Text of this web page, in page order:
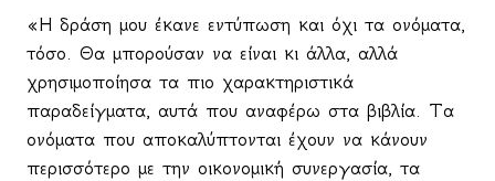
«Η δράση μου έκανε εντύπωση και όχι τα ονόματα,
τόσο. Θα μπορούσαν να είναι κι άλλα, αλλά
χρησιμοποίησα τα πιο χαρακτηριστικά
παραδείγματα, αυτά που αναφέρω στα βιβλία. Τα
ονόματα που αποκαλύπτονται έχουν να κάνουν
περισσότερο με την οικονομική συνεργασία, τα